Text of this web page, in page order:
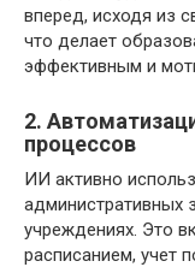
вперед, исходя из
что делает
эффективным и
2.
процессов
ИИ активно
административных
учреждениях. Это
расписанием, учет